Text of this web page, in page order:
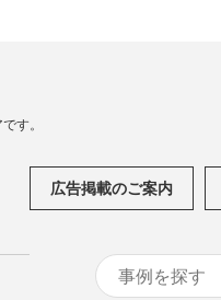
す。
広告掲載のご案内